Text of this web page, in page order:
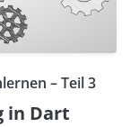
– Teil 3
in Dart